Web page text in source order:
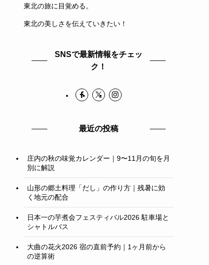
東北の旅に目覚める。
東北の美しさを伝えていきたい！
SNSで最新情報をチェッ
ク！
最近の投稿
庄内の秋の味覚カレンダー｜9〜11月の旬を月
別に解説
山形の郷土料理「だし」の作り方｜残暑に効
く地元の配合
日本一の芋煮会フェスティバル2026 駐車場と
シャトルバス
大曲の花火2026 宿の直前予約｜1ヶ月前から
の逆算術